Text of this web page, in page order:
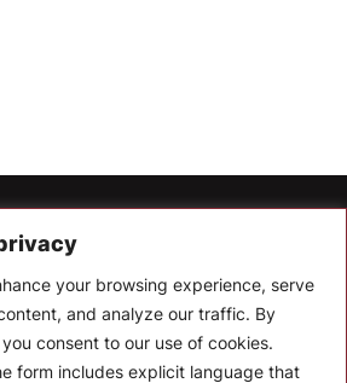
your browsing experience, serve
and analyze our traffic. By
consent to our use of cookies.
form includes explicit language that
latest news, announcements, and